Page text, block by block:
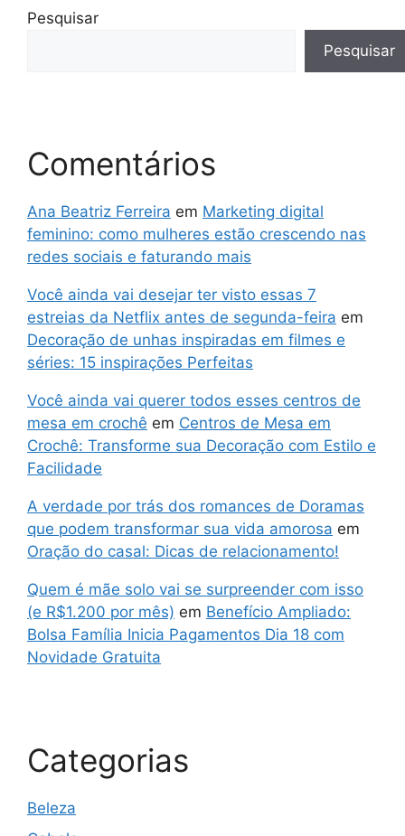
Pesquisar
Pesquisar
Comentários
Ana Beatriz Ferreira em Marketing digital
feminino: como mulheres estão crescendo nas
redes sociais e faturando mais
Você ainda vai desejar ter visto essas 7
estreias da Netflix antes de segunda-feira em
Decoração de unhas inspiradas em filmes e
séries: 15 inspirações Perfeitas
Você ainda vai querer todos esses centros de
mesa em crochê em Centros de Mesa em
Crochê: Transforme sua Decoração com Estilo e
Facilidade
A verdade por trás dos romances de Doramas
que podem transformar sua vida amorosa em
Oração do casal: Dicas de relacionamento!
Quem é mãe solo vai se surpreender com isso
(e R$1.200 por mês) em Benefício Ampliado:
Bolsa Família Inicia Pagamentos Dia 18 com
Novidade Gratuita
Categorias
Beleza